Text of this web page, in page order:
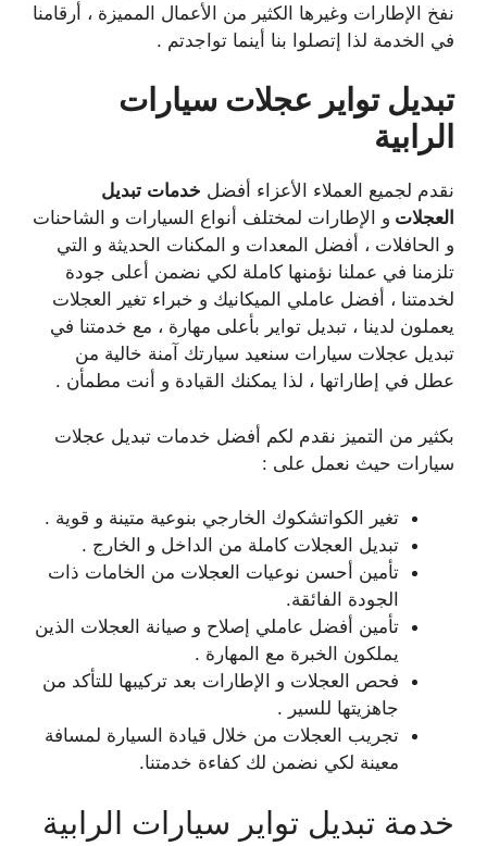
نفخ الإطارات وغيرها الكثير من الأعمال المميزة ، أرقامنا
في الخدمة لذا إتصلوا بنا أينما تواجدتم .
تبديل تواير عجلات سيارات
الرابية
نقدم لجميع العملاء الأعزاء أفضل خدمات تبديل
العجلات و الإطارات لمختلف أنواع السيارات و الشاحنات
و الحافلات ، أفضل المعدات و المكنات الحديثة و التي
تلزمنا في عملنا نؤمنها كاملة لكي نضمن أعلى جودة
لخدمتنا ، أفضل عاملي الميكانيك و خبراء تغير العجلات
يعملون لدينا ، تبديل تواير بأعلى مهارة ، مع خدمتنا في
تبديل عجلات سيارات سنعيد سيارتك آمنة خالية من
عطل في إطاراتها ، لذا يمكنك القيادة و أنت مطمأن .
بكثير من التميز نقدم لكم أفضل خدمات تبديل عجلات
سيارات حيث نعمل على :
تغير الكواتشكوك الخارجي بنوعية متينة و قوية .
تبديل العجلات كاملة من الداخل و الخارج .
تأمين أحسن نوعيات العجلات من الخامات ذات
الجودة الفائقة.
تأمين أفضل عاملي إصلاح و صيانة العجلات الذين
يملكون الخبرة مع المهارة .
فحص العجلات و الإطارات بعد تركيبها للتأكد من
جاهزيتها للسير .
تجريب العجلات من خلال قيادة السيارة لمسافة
معينة لكي نضمن لك كفاءة خدمتنا.
خدمة تبديل تواير سيارات الرابية